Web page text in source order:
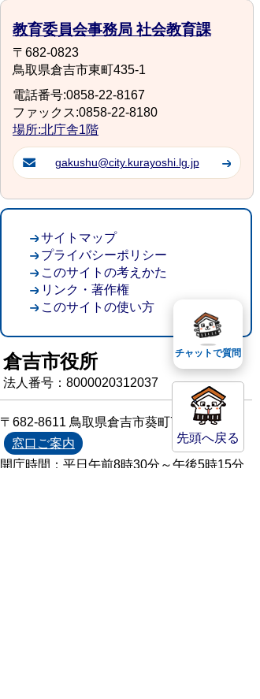
教育委員会事務局 社会教育課
〒682-0823
鳥取県倉吉市東町435-1
電話番号:0858-22-8167
ファックス:0858-22-8180
場所:北庁舎1階
gakushu@city.kurayoshi.lg.jp
先頭へ戻る
サイトマップ
プライバシーポリシー
このサイトの考えかた
リンク・著作権
このサイトの使い方
倉吉市役所
法人番号：8000020312037
〒682-8611 鳥取県倉吉市葵町722
窓口ご案内
開庁時間：平日午前8時30分～午後5時15分
チャットで質問